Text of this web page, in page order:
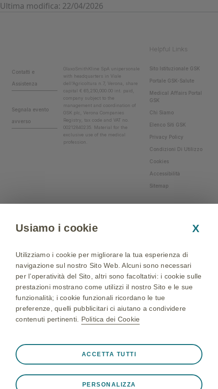
Ultima modifica: 22/04/2026
Helpful Links
Contatti e
Assistenza
Segnala evento
avverso
GlaxoSmithKline SpA unipersonale
with headquarters in Viale
dell'Agricoltura n.7, Verona, share
capital € 65,250,000.00 int. paid,
company subject to the
management and coordination of
GSK plc, Verona Companies
Registry, tax code and VAT no.
00212840235. Material for the
exclusive use of the medical
profession.
Sito Istituzionale GSK
Portale GSK-Salute
Medical Affairs Portal
GSK
Chi Siamo
Elenco Siti GSK
Privacy Policy
Condizioni Di Utilizzo
Cookies
Accessibilità
Sitemap
group of companies. All Rights Reserved - Production and
realization: QBGROUP srl
Usiamo i cookie X
Utilizziamo i cookie per migliorare la tua esperienza di
navigazione sul nostro Sito Web. Alcuni sono necessari
per l’operatività del Sito, altri sono facoltativi: i cookie sulle
prestazioni mostrano come utilizzi il nostro Sito e le sue
funzionalità; i cookie funzionali ricordano le tue
preferenze, quelli pubblicitari ci aiutano a condividere
contenuti pertinenti. Politica dei Cookie
❮
ad esempio per memorizzare i dati della sessione durante
PERSONALIZZA
ACCETTA TUTTI